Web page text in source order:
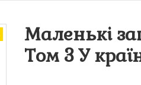
Маленькі
Том 3 У